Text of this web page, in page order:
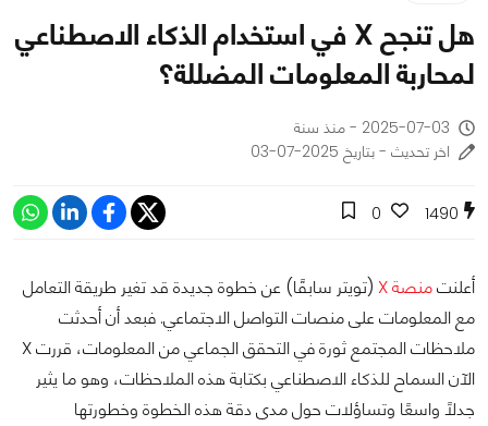
هل تنجح X في استخدام الذكاء الاصطناعي
لمحاربة المعلومات المضللة؟
2025-07-03 - منذ سنة
اخر تحديث - بتاريخ 2025-07-03
1490
0
أعلنتمنصة X
(تويتر سابقًا) عن خطوة جديدة قد تغير طريقة التعامل
مع المعلومات على منصات التواصل الاجتماعي. فبعد أن أحدثت
ملاحظات المجتمع ثورة في التحقق الجماعي من المعلومات، قررت X
الآن السماح للذكاء الاصطناعي بكتابة هذه الملاحظات، وهو ما يثير
جدلًا واسعًا وتساؤلات حول مدى دقة هذه الخطوة وخطورتها